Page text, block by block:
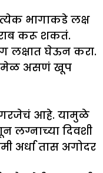
भागाकडे लक्ष
करू शकतं.
लक्षात घेऊन करा.
असणं खूप
गरजेचं आहे. यामुळे
लग्नाच्या दिवशी
अर्धा तास अगोदर